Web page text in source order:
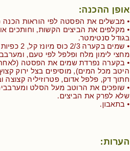
אופן ההכנה:
• מבשלים את הפסטה לפי הוראות הכנה
• מקלפים את הביצים הקשות, וחותכים
בגודל סנטימטר.
• שמים בקערה 2/
מחצי לימון מלח ופלפל לפי טעם,
• בקערה נפרדת שמים את הפסטה
היטב מכל המים), מוסיפים בצל ירוק
חתוך דק, פלפל אדום, פטרוזיליה קצוצה
• שופכים את הרוטב מעל הסלט
שלא לפרק את הביצים.
• בתאבון.
הערות: